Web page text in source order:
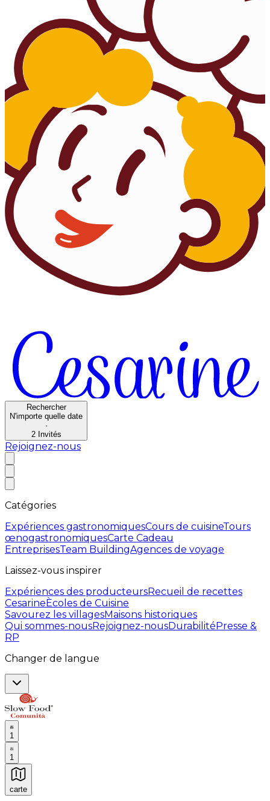
Rechercher
N'importe quelle date
·
2 Invités
Rejoignez-nous
Catégories
Expériences gastronomiquesCours de cuisineTours
œnogastronomiquesCarte Cadeau
EntreprisesTeam BuildingAgences de voyage
Laissez-vous inspirer
Expériences des producteursRecueil de recettes
CesarineÈcoles de Cuisine
Savourez les villagesMaisons historiques
Qui sommes-nousRejoignez-nousDurabilitéPresse &
RP
Changer de langue
1
1
carte